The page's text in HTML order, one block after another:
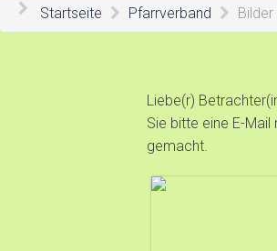
Startseite Pfarrverband
Liebe(r)
Sie bitte eine E-
gemacht.